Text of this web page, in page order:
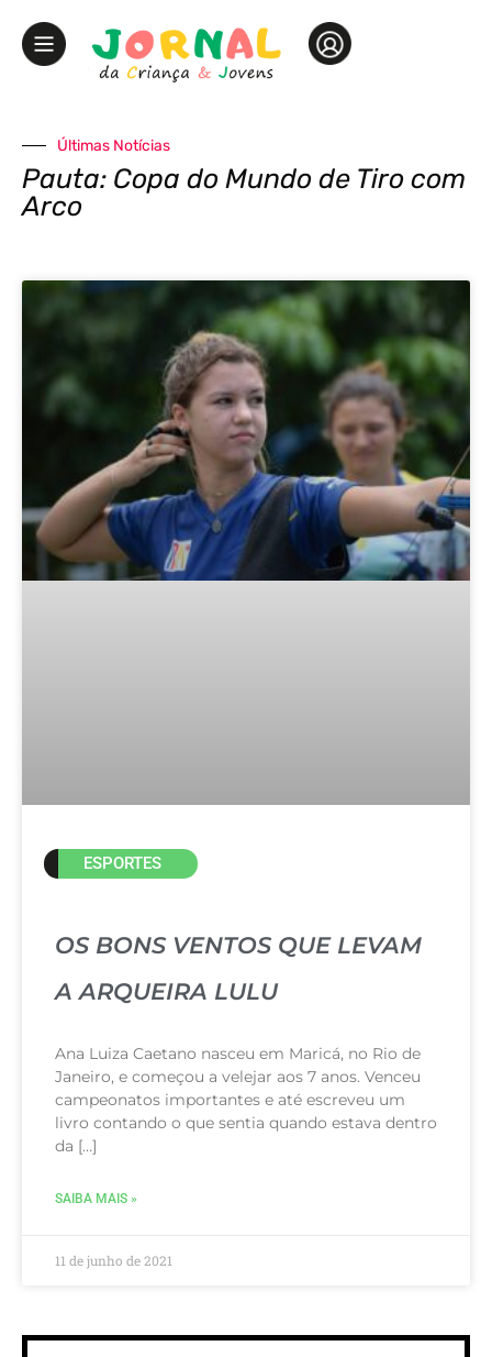
Últimas Notícias
Pauta: Copa do Mundo de Tiro com
Arco
ESPORTES
OS BONS VENTOS QUE LEVAM
A ARQUEIRA LULU
Ana Luiza Caetano nasceu em Maricá, no Rio de
Janeiro, e começou a velejar aos 7 anos. Venceu
campeonatos importantes e até escreveu um
livro contando o que sentia quando estava dentro
da […]
SAIBA MAIS »
11 de junho de 2021